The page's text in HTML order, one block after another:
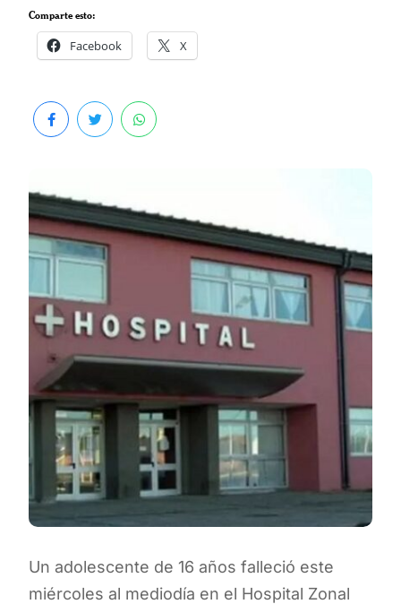
Comparte esto:
Facebook X
Un adolescente de 16 años falleció este
miércoles al mediodía en el Hospital Zonal